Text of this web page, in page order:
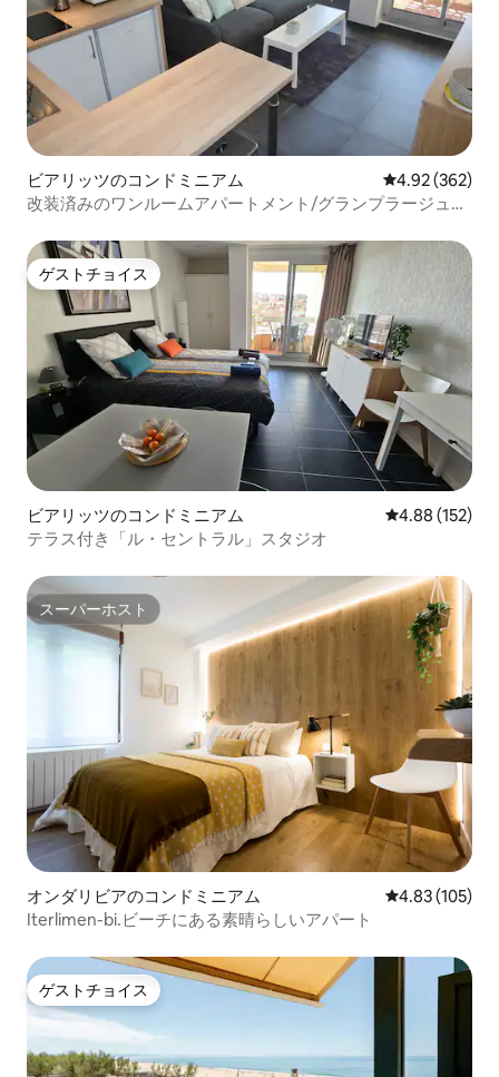
ビアリッツのコンドミニアム レビュー362
4.92 (362)
改装済みのワンルームアパートメント/グランプラージュビ
ゲストチョイス
ゲストチョイス
ビアリッツのコンドミニアム レビュー152
4.88 (152)
テラス付き「ル・セントラル」スタジオ
スーパーホスト
スーパーホスト
オンダリビアのコンドミニアム レビュー105
4.83 (105)
Iterlimen-bi.ビーチにある素晴らしいアパート
ゲストチョイス
ゲストチョイス